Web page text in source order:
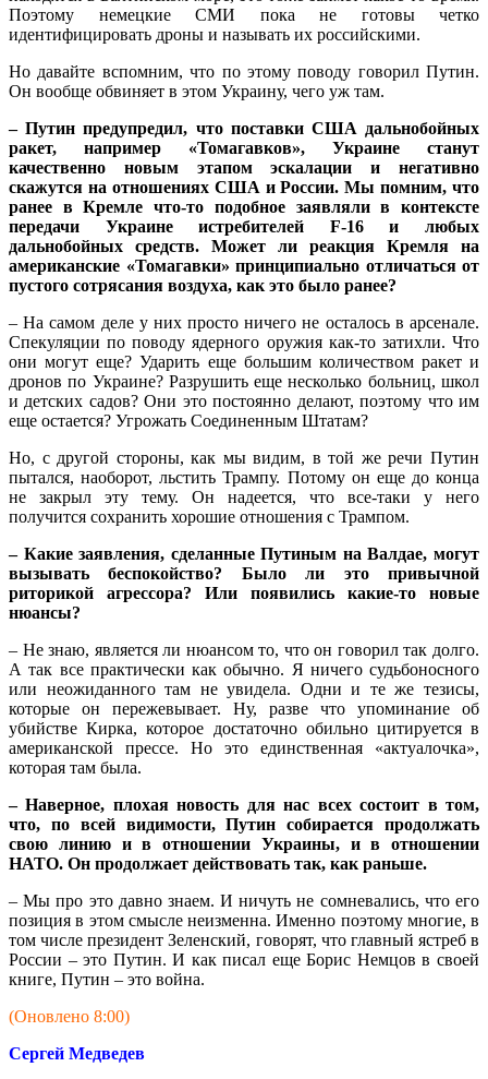
Поэтому немецкие СМИ пока не готовы четко
идентифицировать дроны и называть их российскими.
Но давайте вспомним, что по этому поводу говорил Путин.
Он вообще обвиняет в этом Украину, чего уж там.
– Путин предупредил, что поставки США дальнобойных
ракет, например «Томагавков», Украине станут
качественно новым этапом эскалации и негативно
скажутся на отношениях США и России. Мы помним, что
ранее в Кремле что-то подобное заявляли в контексте
передачи Украине истребителей F-16 и любых
дальнобойных средств. Может ли реакция Кремля на
американские «Томагавки» принципиально отличаться от
пустого сотрясания воздуха, как это было ранее?
– На самом деле у них просто ничего не осталось в арсенале.
Спекуляции по поводу ядерного оружия как-то затихли. Что
они могут еще? Ударить еще большим количеством ракет и
дронов по Украине? Разрушить еще несколько больниц, школ
и детских садов? Они это постоянно делают, поэтому что им
еще остается? Угрожать Соединенным Штатам?
Но, с другой стороны, как мы видим, в той же речи Путин
пытался, наоборот, льстить Трампу. Потому он еще до конца
не закрыл эту тему. Он надеется, что все-таки у него
получится сохранить хорошие отношения с Трампом.
– Какие заявления, сделанные Путиным на Валдае, могут
вызывать беспокойство? Было ли это привычной
риторикой агрессора? Или появились какие-то новые
нюансы?
– Не знаю, является ли нюансом то, что он говорил так долго.
А так все практически как обычно. Я ничего судьбоносного
или неожиданного там не увидела. Одни и те же тезисы,
которые он пережевывает. Ну, разве что упоминание об
убийстве Кирка, которое достаточно обильно цитируется в
американской прессе. Но это единственная «актуалочка»,
которая там была.
– Наверное, плохая новость для нас всех состоит в том,
что, по всей видимости, Путин собирается продолжать
свою линию и в отношении Украины, и в отношении
НАТО. Он продолжает действовать так, как раньше.
– Мы про это давно знаем. И ничуть не сомневались, что его
позиция в этом смысле неизменна. Именно поэтому многие, в
том числе президент Зеленский, говорят, что главный ястреб в
России – это Путин. И как писал еще Борис Немцов в своей
книге, Путин – это война.
(Оновлено 8:00)
Сергей Медведев